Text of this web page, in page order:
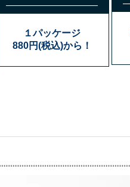
１パッケージ
880円(税込)から！